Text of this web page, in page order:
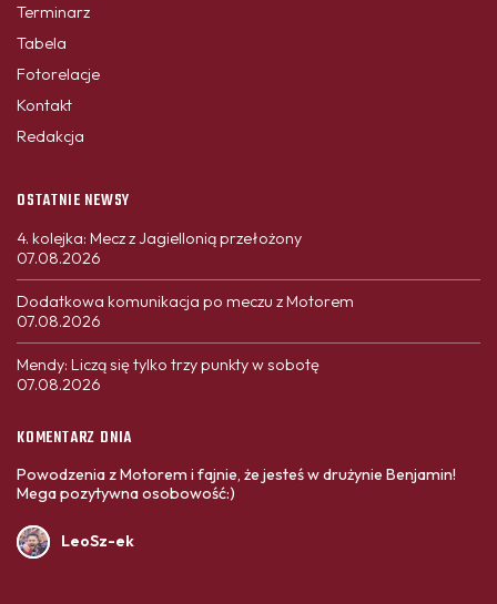
Terminarz
Tabela
Fotorelacje
Kontakt
Redakcja
OSTATNIE NEWSY
4. kolejka: Mecz z Jagiellonią przełożony
07.08.2026
Dodatkowa komunikacja po meczu z Motorem
07.08.2026
Mendy: Liczą się tylko trzy punkty w sobotę
07.08.2026
KOMENTARZ DNIA
Powodzenia z Motorem i fajnie, że jesteś w drużynie Benjamin!
Mega pozytywna osobowość:)
LeoSz-ek